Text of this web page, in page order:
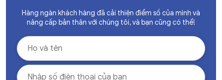
Hàng ngàn khách hàng đã cải thiện điểm số của mình và
nâng cấp bản thân với chúng tôi, và bạn cũng có thể!